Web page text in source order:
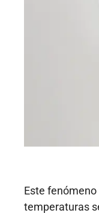
Este
temperaturas